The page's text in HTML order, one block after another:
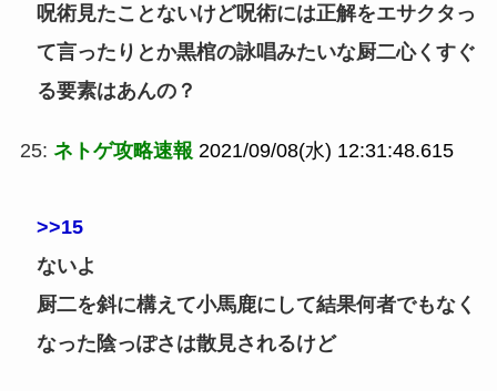
呪術見たことないけど呪術には正解をエサクタっ
て言ったりとか黒棺の詠唱みたいな厨二心くすぐ
る要素はあんの？
25: ネトゲ攻略速報 2021/09/08(水) 12:31:48.615
>>15
ないよ
厨二を斜に構えて小馬鹿にして結果何者でもなく
なった陰っぽさは散見されるけど